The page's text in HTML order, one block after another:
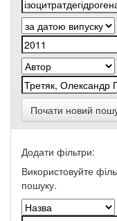
Почати новий
Додати фільтри:
Використовуйте
пошуку.